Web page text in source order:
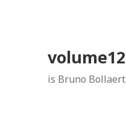
volume12
is Bruno Bollaert